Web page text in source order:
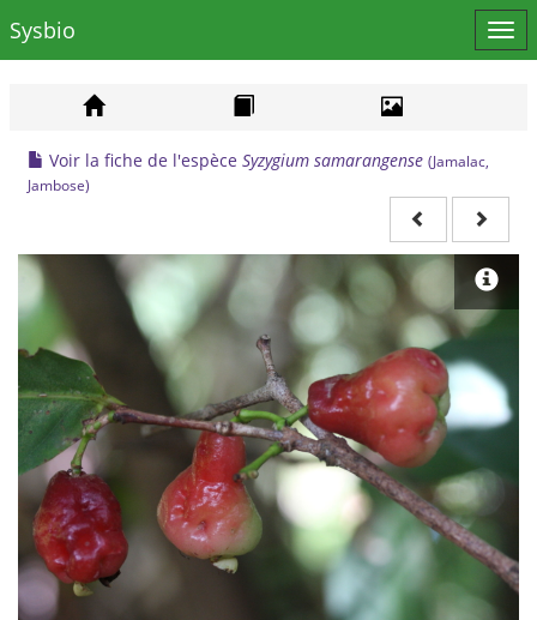
le
Sysbio
Voir la fiche de l'espèce Syzygium samarangense (Jamalac,
Jambose)